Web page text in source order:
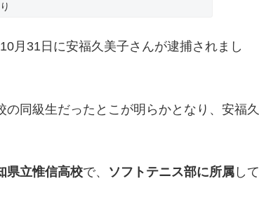
月31日に安福久美子さんが逮捕されまし
同級生だったとこが明らかとなり、安福久
県立惟信高校で、 ソフトテニス部に所属 して